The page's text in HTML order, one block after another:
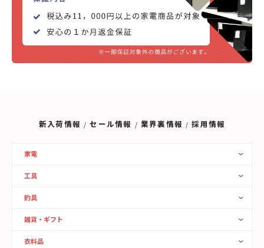
新入荷情報 セール情報 業界裏情報 採用情報
家電
工具
釣具
雑貨・ギフト
衣料品